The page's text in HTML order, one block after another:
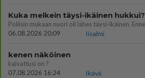
Kuka melkein täysi-ikäinen hukkui?
06.08.2026 20:09
Iisalmi
kenen näköinen
kaivattusi on ?
07.08.2026 16:24
Ikävä